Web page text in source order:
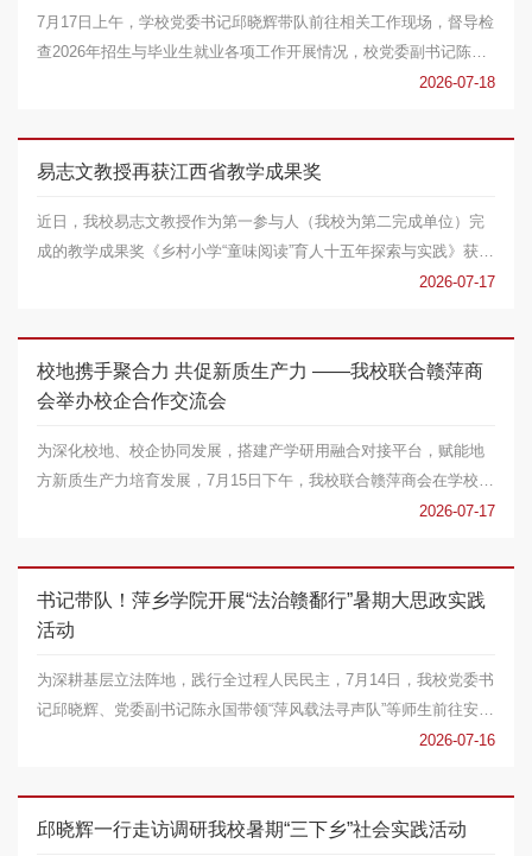
7月17日上午，学校党委书记邱晓辉带队前往相关工作现场，督导检
查2026年招生与毕业生就业各项工作开展情况，校党委副书记陈永
2026-07-18
易志文教授再获江西省教学成果奖
近日，我校易志文教授作为第一参与人（我校为第二完成单位）完
成的教学成果奖《乡村小学“童味阅读”育人十五年探索与实践》获江
2026-07-17
校地携手聚合力 共促新质生产力 ——我校联合赣萍商
会举办校企合作交流会
为深化校地、校企协同发展，搭建产学研用融合对接平台，赋能地
方新质生产力培育发展，7月15日下午，我校联合赣萍商会在学校举
2026-07-17
书记带队！萍乡学院开展“法治赣鄱行”暑期大思政实践
活动
为深耕基层立法阵地，践行全过程人民民主，7月14日，我校党委书
记邱晓辉、党委副书记陈永国带领“萍风载法寻声队”等师生前往安源
2026-07-16
邱晓辉一行走访调研我校暑期“三下乡”社会实践活动